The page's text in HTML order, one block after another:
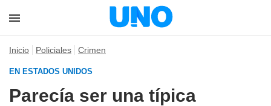
Inicio Policiales Crimen
EN ESTADOS UNIDOS
Parecía ser una típica